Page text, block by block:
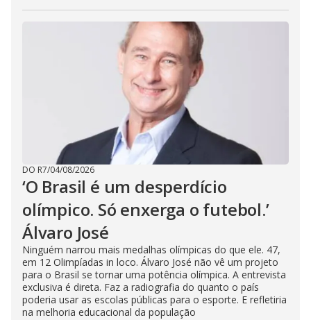
DO R7/04/08/2026
‘O Brasil é um desperdício
olímpico. Só enxerga o futebol.’
Álvaro José
Ninguém narrou mais medalhas olímpicas do que ele. 47,
em 12 Olimpíadas in loco. Álvaro José não vê um projeto
para o Brasil se tornar uma potência olímpica. A entrevista
exclusiva é direta. Faz a radiografia do quanto o país
poderia usar as escolas públicas para o esporte. E refletiria
na melhoria educacional da população